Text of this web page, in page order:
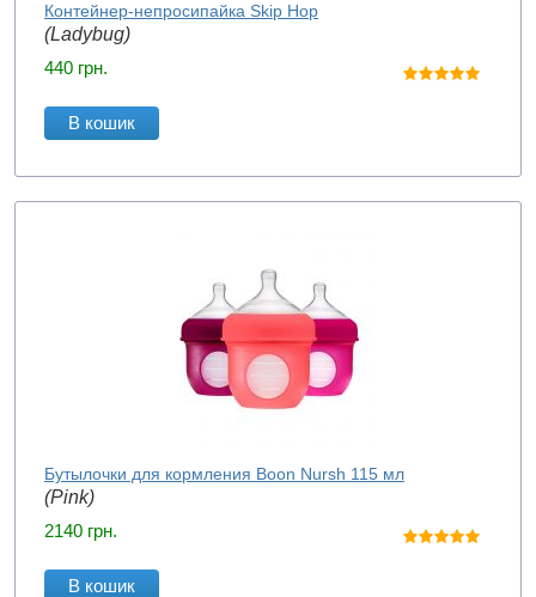
Контейнер-непросипайка Skip Hop
(Ladybug)
440 грн.
В кошик
Бутылочки для кормления Boon Nursh 115 мл
(Pink)
2140 грн.
В кошик